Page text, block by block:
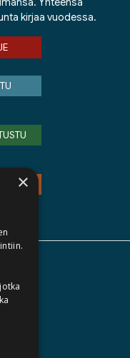
kirjaa vuodessa.
×